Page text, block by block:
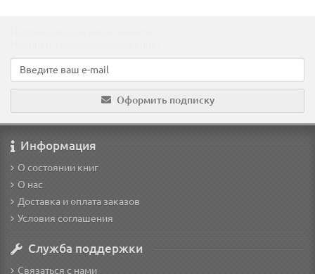
Оформить подписку
Информация
О состоянии книг
О нас
Доставка и оплата заказов
Условия соглашения
Служба поддержки
Связаться с нами